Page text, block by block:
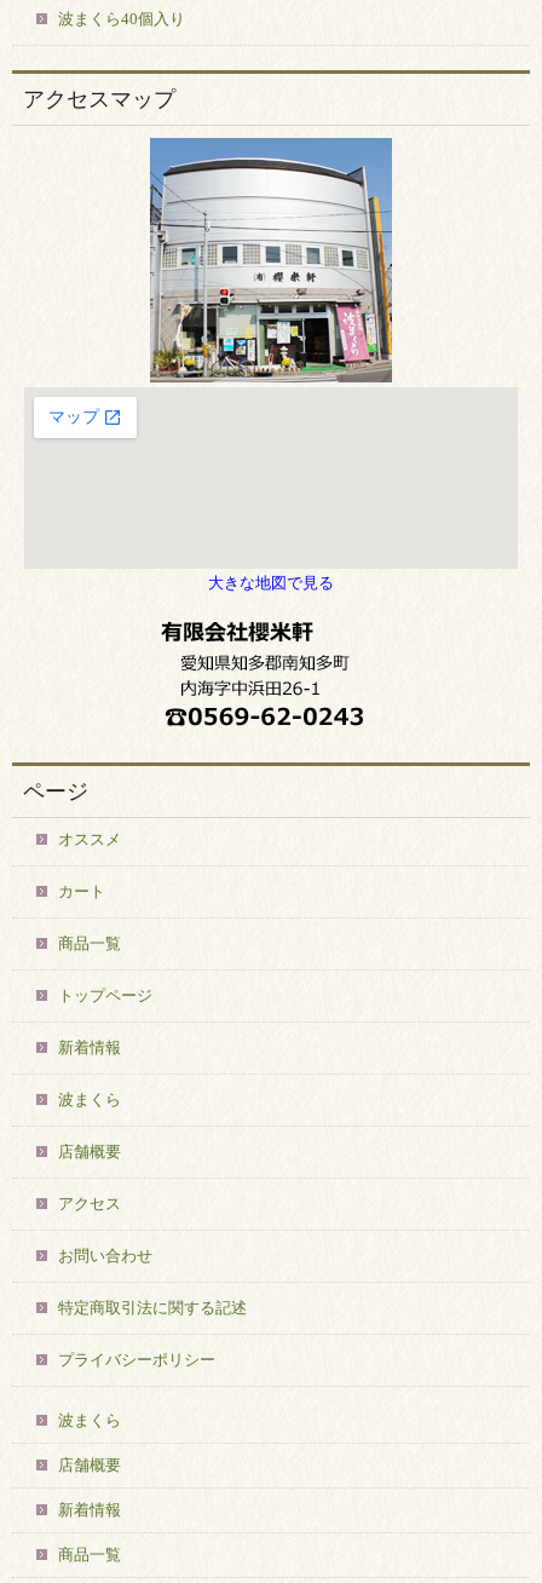
波まくら40個入り
アクセスマップ
大きな地図で見る
ページ
オススメ
カート
商品一覧
トップページ
新着情報
波まくら
店舗概要
アクセス
お問い合わせ
特定商取引法に関する記述
プライバシーポリシー
波まくら
店舗概要
新着情報
商品一覧